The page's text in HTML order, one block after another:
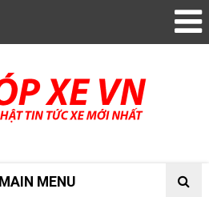
MAIN MENU